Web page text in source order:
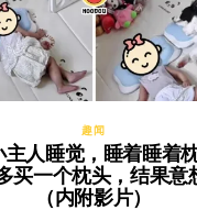
趣闻
主人睡觉，睡着睡着
买一个枕头，结果意
（内附影片）